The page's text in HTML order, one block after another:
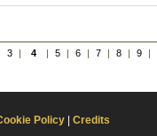
3 4 5 6 7 8 9
Policy Credits